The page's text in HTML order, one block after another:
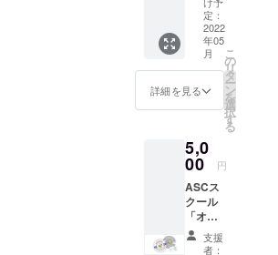
29日 大阪生
まれ
□ X Games
優勝
□ ASA World
Pro Tour 年
間ランキン
□ シルクドソ
レイユ演目
トカー
ド」を
郵送で
お届け
させて
いただ
きま
レー
ターと
しても
活動す
る代
表・安
床栄人
のオリ
定：
2022
年05
月
詳細を見る
こ
の
リ
タ
ー
ン
を
選
択
す
る
5,0
00 円
ASCス
クール
「オリ
ジナル
ステッ
支援
者：